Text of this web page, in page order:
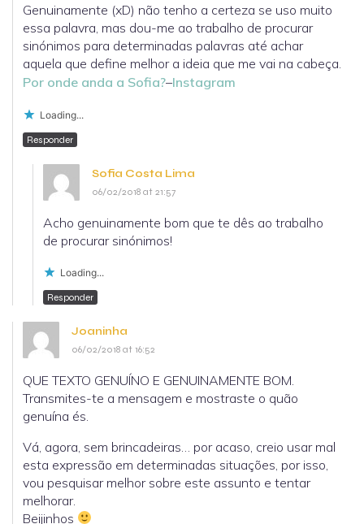
Genuinamente (xD) não tenho a certeza se uso muito
essa palavra, mas dou-me ao trabalho de procurar
sinónimos para determinadas palavras até achar
aquela que define melhor a ideia que me vai na cabeça.
Por onde anda a Sofia?–Instagram
Loading...
Responder
Sofia Costa Lima
06/02/2018 at 21:57
Acho genuinamente bom que te dês ao trabalho
de procurar sinónimos!
Loading...
Responder
Joaninha
06/02/2018 at 16:52
QUE TEXTO GENUÍNO E GENUINAMENTE BOM.
Transmites-te a mensagem e mostraste o quão
genuína és.
Vá, agora, sem brincadeiras… por acaso, creio usar mal
esta expressão em determinadas situações, por isso,
vou pesquisar melhor sobre este assunto e tentar
melhorar.
Beijinhos